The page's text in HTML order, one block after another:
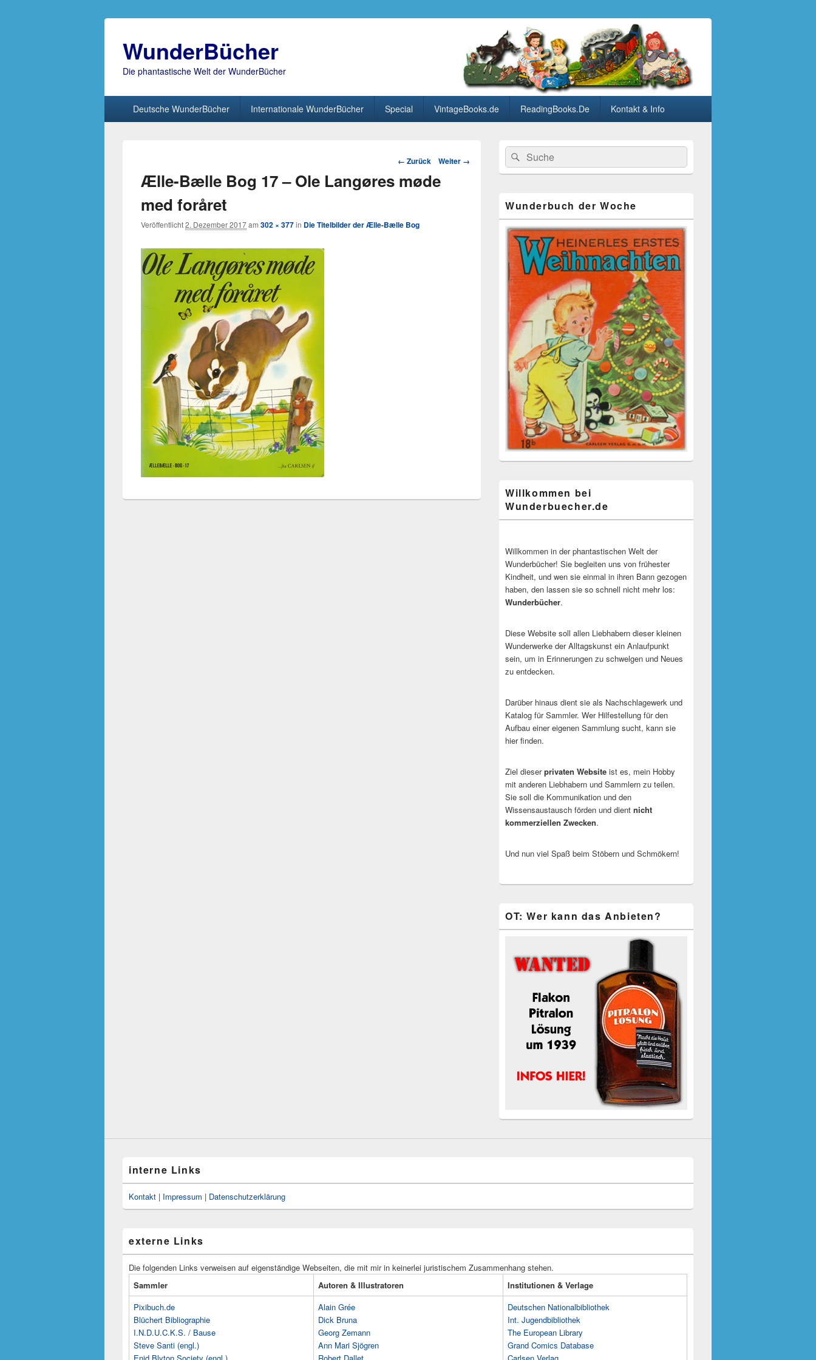
WunderBücher
Die phantastische Welt der WunderBücher
Deutsche WunderBücher Internationale WunderBücher Special VintageBooks.de ReadingBooks.De Kontakt & Info
Bild-
← Zurück Weiter →
Ælle-Bælle Bog 17 – Ole Langøres møde
med foråret
Veröffentlicht2. Dezember 2017am 302 × 377in Die Titelbilder der Ælle-Bælle Bog
Primärer
Seitenleisten
Widget-
Bereich
Search
for:
Suche
Wunderbuch der Woche
Willkommen bei
Wunderbuecher.de
Willkommen in der phantastischen Welt der
Wunderbücher! Sie begleiten uns von frühester
Kindheit, und wen sie einmal in ihren Bann gezogen
haben, den lassen sie so schnell nicht mehr los:
Wunderbücher.
Diese Website soll allen Liebhabern dieser kleinen
Wunderwerke der Alltagskunst ein Anlaufpunkt
sein, um in Erinnerungen zu schwelgen und Neues
zu entdecken.
Darüber hinaus dient sie als Nachschlagewerk und
Katalog für Sammler. Wer Hilfestellung für den
Aufbau einer eigenen Sammlung sucht, kann sie
hier finden.
Ziel dieserprivaten Website ist es, mein Hobby
mit anderen Liebhabern und Sammlern zu teilen.
Sie soll die Kommunikation und den
Wissensaustausch förden und dient nicht
kommerziellen Zwecken.
Und nun viel Spaß beim Stöbern und Schmökern!
OT: Wer kann das Anbieten?
interne Links
Kontakt | Impressum | Datenschutzerklärung
externe Links
Die folgenden Links verweisen auf eigenständige Webseiten, die mit mir in keinerlei juristischem Zusammenhang stehen.
Sammler
Autoren & Illustratoren
Institutionen & Verlage
Pixibuch.de
Blüchert Bibliographie
I.N.D.U.C.K.S. / Bause
Steve Santi (engl.)
Alain Grée
Dick Bruna
Georg Zemann
Ann Mari Sjögren
Deutschen Nationalbibliothek
Int. Jugendbibliothek
The European Library
Grand Comics Database